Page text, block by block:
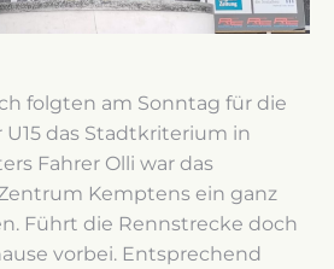
folgten am Sonntag für die
U15 das Stadtkriterium in
Fahrer Olli war das
Kemptens ein ganz
Führt die Rennstrecke doch
vorbei. Entsprechend